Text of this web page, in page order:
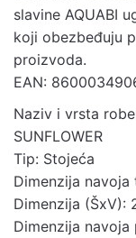
slavine AQUABI
koji obezbeđuju
proizvoda.
EAN:
Naziv i vrsta
SUNFLOWER
Tip: Stojeća
Dimenzija navoja
Dimenzija (ŠxV):
Dimenzija navoja
crtež
Uputstvo za
ugradnju,
održavanje
Garantna
izjava